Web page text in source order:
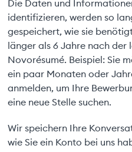
Die Daten und
identifizieren, werden so
gespeichert, wie sie
länger als 6 Jahre nach der
Novorésumé. Beispiel: Sie
ein paar Monaten oder
anmelden, um Ihre
eine neue Stelle suchen.
Wir speichern Ihre
wie Sie ein Konto bei uns